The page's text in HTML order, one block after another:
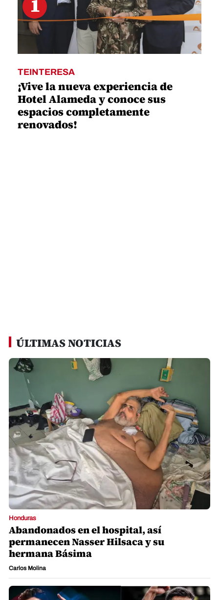
1
TEINTERESA
¡Vive la nueva experiencia de
Hotel Alameda y conoce sus
espacios completamente
renovados!
ÚLTIMAS NOTICIAS
Honduras
Abandonados en el hospital, así
permanecen Nasser Hilsaca y su
hermana Básima
Carlos Molina